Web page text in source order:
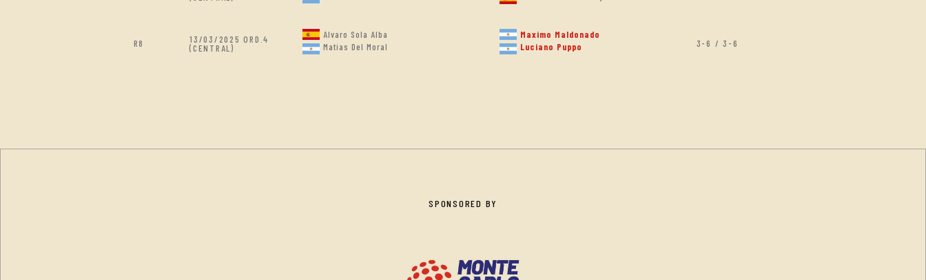
R8
13/03/2025 ORD.4
(CENTRAL)
Alvaro Sola Alba
Matias Del Moral
Maximo Maldonado
Luciano Puppo
3-6 / 3-6
SPONSORED BY